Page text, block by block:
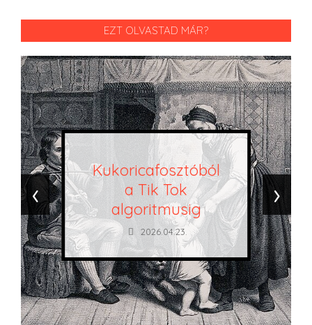
EZT OLVASTAD MÁR?
Kukoricafosztóból
a Tik Tok
algoritmusig
2026.04.23.
‹ ›